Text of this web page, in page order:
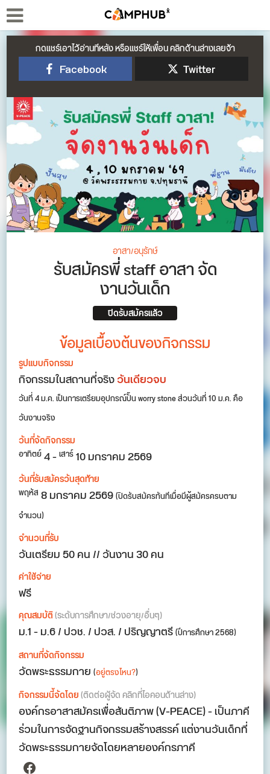
กดแชร์เอาไว้อ่านทีหลัง หรือแชร์ให้เพื่อน คลิกด้านล่างเลยจ้า
Facebook Twitter
อาสา/อนุรักษ์
รับสมัครพี่ staff อาสา จัด
งานวันเด็ก
ปิดรับสมัครแล้ว
ข้อมูลเบื้องต้นของกิจกรรม
รูปแบบกิจกรรม
กิจกรรมในสถานที่จริงวันเดียวจบ
วันที่ 4 ม.ค. เป็นการเตรียมอุปกรณ์ปั้น worry stone ส่วนวันที่ 10 ม.ค. คือ
วันงานจริง
วันที่จัดกิจกรรม
อาทิตย์4-เสาร์10มกราคม 2569
วันที่รับสมัครวันสุดท้าย
พฤหัส 8 มกราคม 2569(ปิดรับสมัครทันทีเมื่อมีผู้สมัครครบตาม
จำนวน)
จำนวนที่รับ
วันเตรียม 50 คน // วันงาน 30 คน
ค่าใช้จ่าย
ฟรี
คุณสมบัติ(ระดับการศึกษา/ช่วงอายุ/อื่นๆ)
ม.1 - ม.6 / ปวช. / ปวส. / ปริญญาตรี(ปีการศึกษา 2568)
สถานที่จัดกิจกรรม
วัดพระธรรมกาย(อยู่ตรงไหน?)
กิจกรรมนี้จัดโดย(ติดต่อผู้จัด คลิกที่ไอคอนด้านล่าง)
องค์กรอาสาสมัครเพื่อสันติภาพ (V-PEACE) - เป็นภาคี
ร่วมในการจัดฐานกิจกรรมสร้างสรรค์ แต่งานวันเด็กที่
วัดพระธรรมกายจัดโดยหลายองค์กรภาคี
Facebook